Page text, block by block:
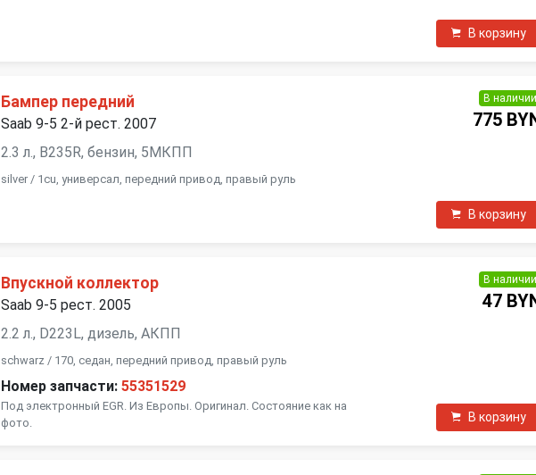
В корзину
Бампер передний
Saab 9-5 2-й рест. 2007
2.3 л., B235R, бензин, 5МКПП
silver / 1cu, универсал, передний привод, правый руль
В наличии
775
В корзину
Впускной коллектор
Saab 9-5 рест. 2005
2.2 л., D223L, дизель, АКПП
schwarz / 170, седан, передний привод, правый руль
Номер запчасти: 55351529
Под электронный EGR. Из Европы. Оригинал. Состояние как на
фото.
В наличии
47
В корзину